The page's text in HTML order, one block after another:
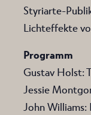
Styriarte-
Lichteffekte
Programm
Gustav Holst:
Jessie
John Williams: